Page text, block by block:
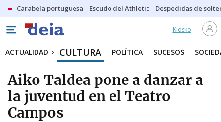
Carabela portuguesa Escudo del Athletic Despedidas de
Kiosko
ACTUALIDAD CULTURA POLÍTICA SUCESOS
Aiko Taldea pone a danzar a
la juventud en el Teatro
Campos